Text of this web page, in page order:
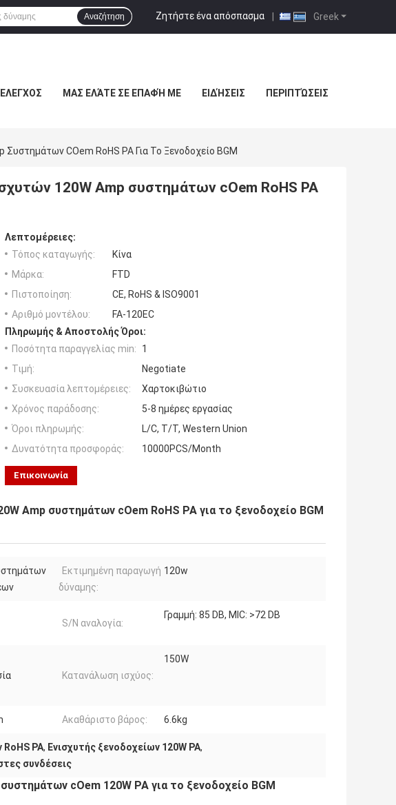
Greek
Ζητήστε ένα απόσπασμα |
Αναζήτηση
ΜΑΣ ΕΛΆΤΕ ΣΕ ΕΠΑΦΉ ΜΕ ΕΙΔΉΣΕΙΣ ΠΕΡΙΠΤΏΣΕΙΣ
COem RoHS PA Για Το Ξενοδοχείο BGM
120W Amp συστημάτων cOem RoHS PA
Λεπτομέρειες:
Τόπος καταγωγής:
Κίνα
Μάρκα:
FTD
Πιστοποίηση:
CE, RoHS & ISO9001
Αριθμό μοντέλου:
FA-120EC
Πληρωμής & Αποστολής Όροι:
Ποσότητα παραγγελίας min:
1
Τιμή:
Negotiate
Συσκευασία λεπτομέρειες:
Χαρτοκιβώτιο
Χρόνος παράδοσης:
5-8 ημέρες εργασίας
Όροι πληρωμής:
L/C, T/T, Western Union
Δυνατότητα προσφοράς:
10000PCS/Month
Επικοινωνία
Amp συστημάτων cOem RoHS PA για το ξενοδοχείο BGM
Εκτιμημένη παραγωγή
δύναμης:
120w
S/N αναλογία:
Γραμμή: 85 DB, MIC: >72 DB
Κατανάλωση ισχύος:
150W
Ακαθάριστο βάρος: 6.6kg
PA, Ενισχυτής ξενοδοχείων 120W PA,
συνδέσεις
cOem 120W PA για το ξενοδοχείο BGM